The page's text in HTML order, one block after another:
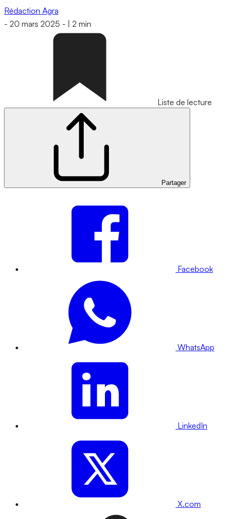
Rédaction Agra
- 20 mars 2025 - 2 min
Liste de lecture
Partager
Facebook
WhatsApp
LinkedIn
X.com